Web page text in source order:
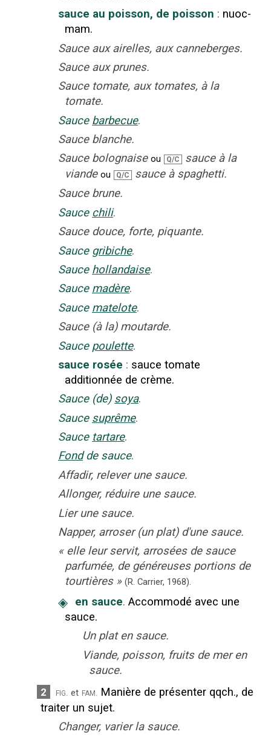
sauce au poisson, de poisson : nuoc-
mam.
Sauce aux airelles, aux canneberges.
Sauce aux prunes.
Sauce tomate, aux tomates, à la
tomate.
Sauce barbecue.
Sauce blanche.
Sauce bolognaise ou Q/C
sauce à la
viande ou Q/C
sauce à spaghetti.
Sauce brune.
Sauce chili.
Sauce douce, forte, piquante.
Sauce gribiche.
Sauce hollandaise.
Sauce madère.
Sauce matelote.
Sauce (à la) moutarde.
Sauce poulette.
sauce rosée : sauce tomate
additionnée de crème.
Sauce (de) soya.
Sauce suprême.
Sauce tartare.
Fond de sauce.
Affadir, relever une sauce.
Allonger, réduire une sauce.
Lier une sauce.
Napper, arroser (un plat) d'une sauce.
« elle leur servit, arrosées de sauce
parfumée, de généreuses portions de
tourtières » (R. Carrier, 1968).
◈ en sauce. Accommodé avec une
sauce.
Un plat en sauce.
Viande, poisson, fruits de mer en
sauce.
2 fig. et fam. Manière de présenter qqch., de
traiter un sujet.
Changer, varier la sauce.